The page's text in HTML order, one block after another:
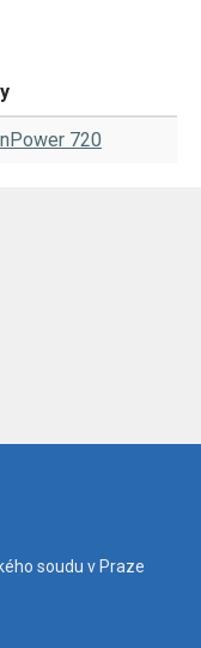
720
soudu v Praze